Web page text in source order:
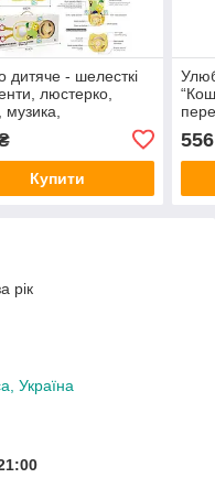
дитяче - шелесткі
люстерко,
музика,
1026-38
Купити
556
рік
Україна